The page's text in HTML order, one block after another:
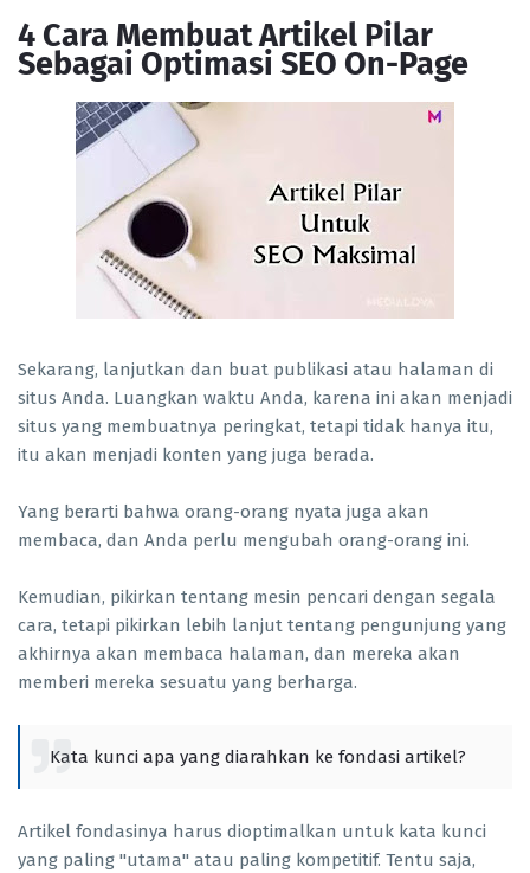
4 Cara Membuat Artikel Pilar
Sebagai Optimasi SEO On-Page
Sekarang, lanjutkan dan buat publikasi atau halaman di
situs Anda. Luangkan waktu Anda, karena ini akan menjadi
situs yang membuatnya peringkat, tetapi tidak hanya itu,
itu akan menjadi konten yang juga berada.
Yang berarti bahwa orang-orang nyata juga akan
membaca, dan Anda perlu mengubah orang-orang ini.
Kemudian, pikirkan tentang mesin pencari dengan segala
cara, tetapi pikirkan lebih lanjut tentang pengunjung yang
akhirnya akan membaca halaman, dan mereka akan
memberi mereka sesuatu yang berharga.
Kata kunci apa yang diarahkan ke fondasi artikel?
Artikel fondasinya harus dioptimalkan untuk kata kunci
yang paling "utama" atau paling kompetitif. Tentu saja,